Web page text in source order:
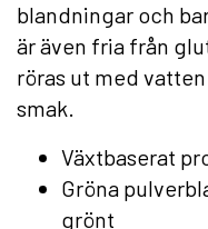
blandningar och
är även fria från
röras ut med
smak.
Växtbaserat
Gröna
grönt